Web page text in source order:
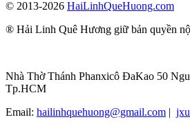
© 2013-2026 HaiLinhQueHuong.com
® Hải Linh Quê Hương giữ bản quyền
Nhà Thờ Thánh Phanxicô ĐaKao 50
Tp.HCM
Email: hailinhquehuong@gmail.com |